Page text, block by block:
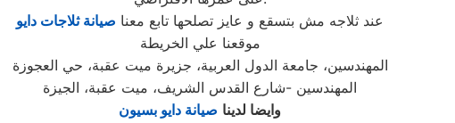
عند ثلاجه مش بتسقع و عايز تصلحها تابع معنا صيانة ثلاجات دايو
موقعنا علي الخريطة
المهندسين، جامعة الدول العربية، جزيرة ميت عقبة، حي العجوزة
المهندسين -شارع القدس الشريف، ميت عقبة، الجيزة
وايضا لدينا صيانة دايو بسيون